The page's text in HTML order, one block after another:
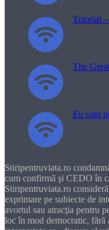
Tutorial
The
Eu sunt
Stiripentruviata.ro
cum confirmă şi CEDO în
Stiripentruviata.ro
exprimare pe subiecte de
avortul sau atracţia pentru
loc în mod democratic, fără